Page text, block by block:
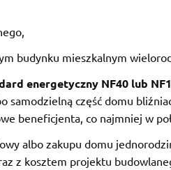
budynku mieszkalnym
energetyczny NF40 lub
samodzielną część domu
beneficjenta, co najmniej w
albo zakupu domu
z kosztem projektu